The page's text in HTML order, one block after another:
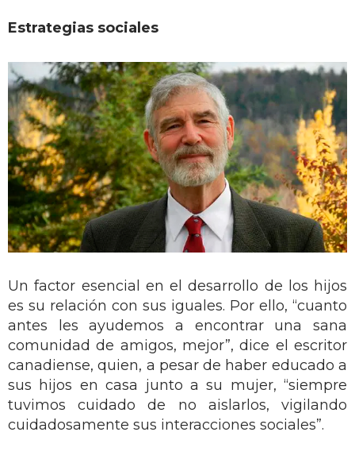
Estrategias sociales
Un factor esencial en el desarrollo de los hijos
es su relación con sus iguales. Por ello, “cuanto
antes les ayudemos a encontrar una sana
comunidad de amigos, mejor”, dice el escritor
canadiense, quien, a pesar de haber educado a
sus hijos en casa junto a su mujer, “siempre
tuvimos cuidado de no aislarlos, vigilando
cuidadosamente sus interacciones sociales”.